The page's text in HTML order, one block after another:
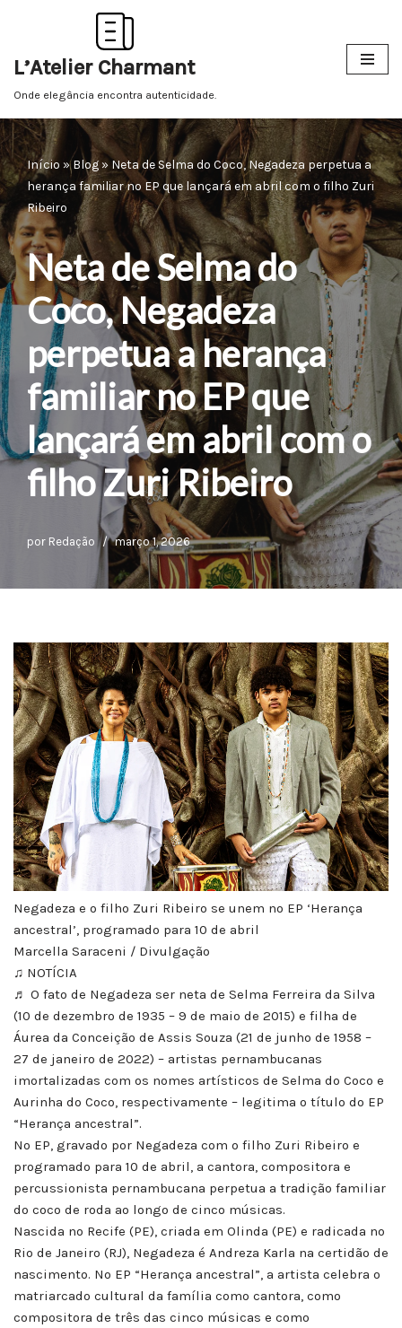
para
o
L’Atelier Charmant
Onde elegância encontra autenticidade.
Início »Blog » Neta de Selma do Coco, Negadeza perpetua a
herança familiar no EP que lançará em abril com o filho Zuri
Ribeiro
Neta de Selma do
Coco, Negadeza
perpetua a herança
familiar no EP que
lançará em abril com o
filho Zuri Ribeiro
por Redação março 1, 2026
Negadeza e o filho Zuri Ribeiro se unem no EP ‘Herança
ancestral’, programado para 10 de abril
Marcella Saraceni / Divulgação
♫ NOTÍCIA
♬ O fato de Negadeza ser neta de Selma Ferreira da Silva
(10 de dezembro de 1935 – 9 de maio de 2015) e filha de
Áurea da Conceição de Assis Souza (21 de junho de 1958 –
27 de janeiro de 2022) – artistas pernambucanas
imortalizadas com os nomes artísticos de Selma do Coco e
Aurinha do Coco, respectivamente – legitima o título do EP
“Herança ancestral”.
No EP, gravado por Negadeza com o filho Zuri Ribeiro e
programado para 10 de abril, a cantora, compositora e
percussionista pernambucana perpetua a tradição familiar
do coco de roda ao longo de cinco músicas.
Nascida no Recife (PE), criada em Olinda (PE) e radicada no
Rio de Janeiro (RJ), Negadeza é Andreza Karla na certidão de
nascimento. No EP “Herança ancestral”, a artista celebra o
matriarcado cultural da família como cantora, como
compositora de três das cinco músicas e como